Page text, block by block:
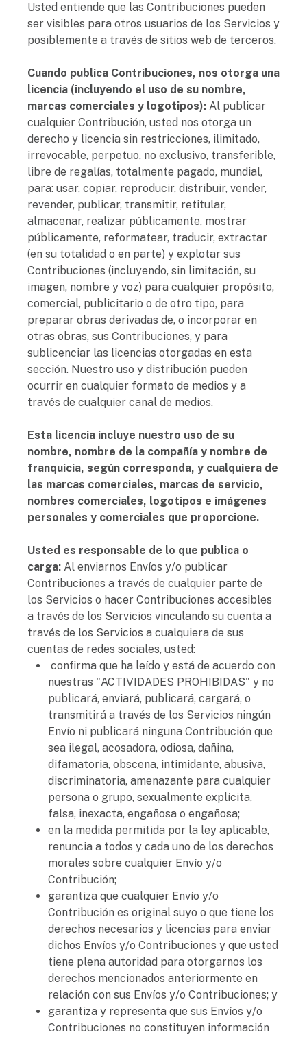
Usted entiende que las Contribuciones pueden
ser visibles para otros usuarios de los Servicios y
posiblemente a través de sitios web de terceros.
Cuando publica Contribuciones, nos otorga una
licencia (incluyendo el uso de su nombre,
marcas comerciales y logotipos): Al publicar
cualquier Contribución, usted nos otorga un
derecho y licencia sin restricciones, ilimitado,
irrevocable, perpetuo, no exclusivo, transferible,
libre de regalías, totalmente pagado, mundial,
para: usar, copiar, reproducir, distribuir, vender,
revender, publicar, transmitir, retitular,
almacenar, realizar públicamente, mostrar
públicamente, reformatear, traducir, extractar
(en su totalidad o en parte) y explotar sus
Contribuciones (incluyendo, sin limitación, su
imagen, nombre y voz) para cualquier propósito,
comercial, publicitario o de otro tipo, para
preparar obras derivadas de, o incorporar en
otras obras, sus Contribuciones, y para
sublicenciar las licencias otorgadas en esta
sección. Nuestro uso y distribución pueden
ocurrir en cualquier formato de medios y a
través de cualquier canal de medios.
Esta licencia incluye nuestro uso de su
nombre, nombre de la compañía y nombre de
franquicia, según corresponda, y cualquiera de
las marcas comerciales, marcas de servicio,
nombres comerciales, logotipos e imágenes
personales y comerciales que proporcione.
Usted es responsable de lo que publica o
carga: Al enviarnos Envíos y/o publicar
Contribuciones a través de cualquier parte de
los Servicios o hacer Contribuciones accesibles
a través de los Servicios vinculando su cuenta a
través de los Servicios a cualquiera de sus
cuentas de redes sociales, usted:
confirma que ha leído y está de acuerdo con
nuestras "ACTIVIDADES PROHIBIDAS" y no
publicará, enviará, publicará, cargará, o
transmitirá a través de los Servicios ningún
Envío ni publicará ninguna Contribución que
sea ilegal, acosadora, odiosa, dañina,
difamatoria, obscena, intimidante, abusiva,
discriminatoria, amenazante para cualquier
persona o grupo, sexualmente explícita,
falsa, inexacta, engañosa o engañosa;
en la medida permitida por la ley aplicable,
renuncia a todos y cada uno de los derechos
morales sobre cualquier Envío y/o
Contribución;
garantiza que cualquier Envío y/o
Contribución es original suyo o que tiene los
derechos necesarios y licencias para enviar
dichos Envíos y/o Contribuciones y que usted
tiene plena autoridad para otorgarnos los
derechos mencionados anteriormente en
relación con sus Envíos y/o Contribuciones; y
garantiza y representa que sus Envíos y/o
Contribuciones no constituyen información